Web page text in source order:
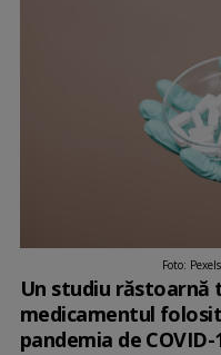
Foto:
Un studiu răstoarnă
medicamentul
pandemia de COVID-